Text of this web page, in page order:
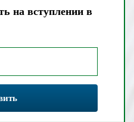
на вступлении в